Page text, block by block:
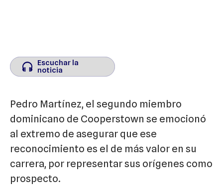
Escuchar la
noticia
Escuchar la
noticia
Pedro Martínez, el segundo miembro
dominicano de Cooperstown se emocionó
al extremo de asegurar que ese
reconocimiento es el de más valor en su
carrera, por representar sus orígenes como
prospecto.